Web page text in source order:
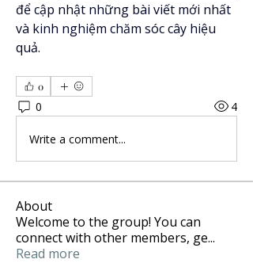
để cập nhật những bài viết mới nhất
và kinh nghiệm chăm sóc cây hiệu
quả.
0
0 4
Write a comment...
About
Welcome to the group! You can
connect with other members, ge...
Read more